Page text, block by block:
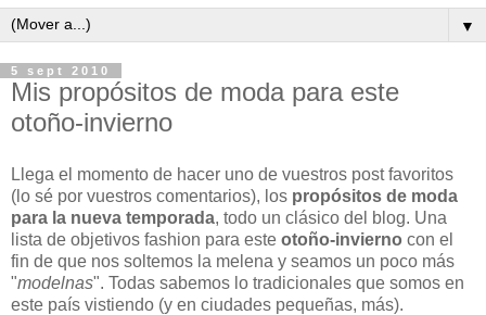
▼
5 sept 2010
Mis propósitos de moda para este
otoño-invierno
Llega el momento de hacer uno de vuestros post favoritos
(lo sé por vuestros comentarios), los propósitos de moda
para la nueva temporada, todo un clásico del blog. Una
lista de objetivos fashion para este otoño-invierno con el
fin de que nos soltemos la melena y seamos un poco más
"modelnas". Todas sabemos lo tradicionales que somos en
este país vistiendo (y en ciudades pequeñas, más).